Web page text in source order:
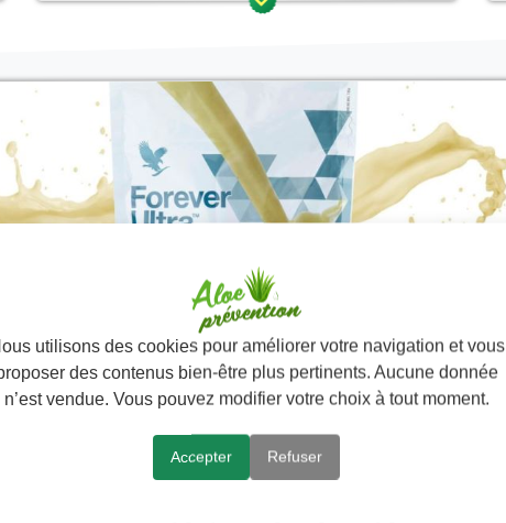
utilisons des cookies pour améliorer votre navigation et vous
des contenus bien-être plus pertinents. Aucune donnée
n’est vendue. Vous pouvez modifier votre choix à tout moment.
Accepter Refuser